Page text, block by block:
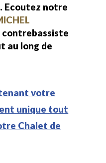
Ecoutez notre
au long de
votre
unique tout
Chalet de